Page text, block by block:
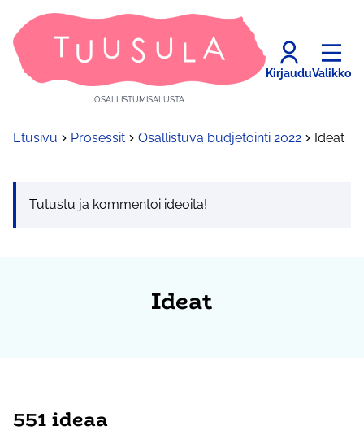
OSALLISTUMISALUSTA
KirjauduValikko
Etusivu Prosessit Osallistuva budjetointi 2022 Ideat
Tutustu ja kommentoi ideoita!
Ideat
551 ideaa